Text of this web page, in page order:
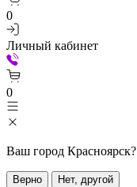
0
Личный кабинет
0
Ваш город Красноярск?
Верно Нет, другой